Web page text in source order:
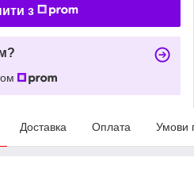
з
Доставка Оплата Умови